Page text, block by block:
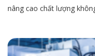
nâng cao chất lượng